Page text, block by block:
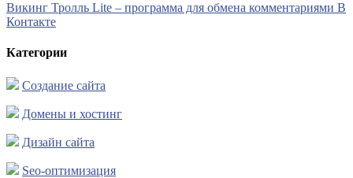
Викинг Тролль Lite – программа для обмена комментариями В
Контакте
Категории
Создание сайта
Домены и хостинг
Дизайн сайта
Seo-оптимизация